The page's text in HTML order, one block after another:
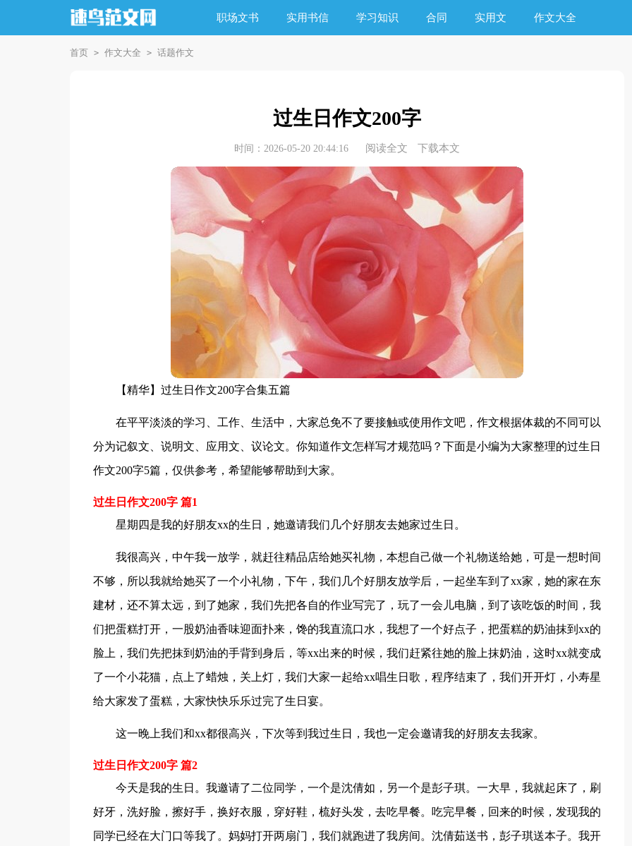
职场文书 实用书信 学习知识 合同 实用文 作文大全
首页 > 作文大全 > 话题作文
过生日作文200字
时间：2026-05-20 20:44:16 阅读全文 下载本文
【精华】过生日作文200字合集五篇
在平平淡淡的学习、工作、生活中，大家总免不了要接触或使用作文吧，作文根据体裁的不同可以
分为记叙文、说明文、应用文、议论文。你知道作文怎样写才规范吗？下面是小编为大家整理的过生日
作文200字5篇，仅供参考，希望能够帮助到大家。
过生日作文200字 篇1
星期四是我的好朋友xx的生日，她邀请我们几个好朋友去她家过生日。
我很高兴，中午我一放学，就赶往精品店给她买礼物，本想自己做一个礼物送给她，可是一想时间
不够，所以我就给她买了一个小礼物，下午，我们几个好朋友放学后，一起坐车到了xx家，她的家在东
建材，还不算太远，到了她家，我们先把各自的作业写完了，玩了一会儿电脑，到了该吃饭的时间，我
们把蛋糕打开，一股奶油香味迎面扑来，馋的我直流口水，我想了一个好点子，把蛋糕的奶油抹到xx的
脸上，我们先把抹到奶油的手背到身后，等xx出来的时候，我们赶紧往她的脸上抹奶油，这时xx就变成
了一个小花猫，点上了蜡烛，关上灯，我们大家一起给xx唱生日歌，程序结束了，我们开开灯，小寿星
给大家发了蛋糕，大家快快乐乐过完了生日宴。
这一晚上我们和xx都很高兴，下次等到我过生日，我也一定会邀请我的好朋友去我家。
过生日作文200字 篇2
今天是我的生日。我邀请了二位同学，一个是沈倩如，另一个是彭子琪。一大早，我就起床了，刷
好牙，洗好脸，擦好手，换好衣服，穿好鞋，梳好头发，去吃早餐。吃完早餐，回来的时候，发现我的
同学已经在大门口等我了。妈妈打开两扇门，我们就跑进了我房间。沈倩茹送书，彭子琪送本子。我开